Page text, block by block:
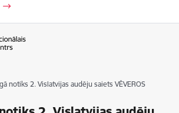
notiks 2. Vislatvijas audēju saiets VĒVEROS